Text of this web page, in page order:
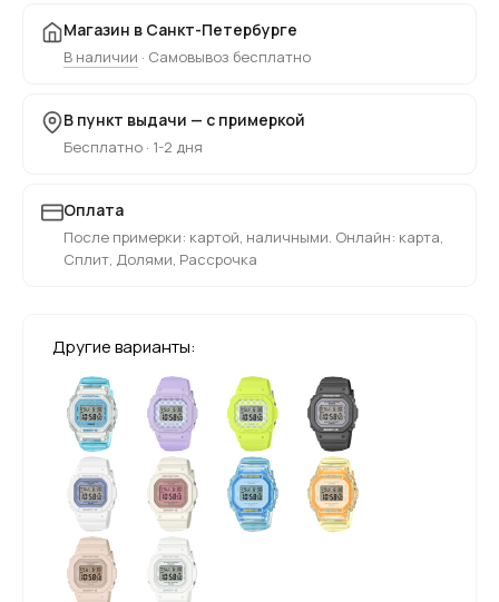
Магазин в Санкт-Петербурге
В наличии · Самовывоз бесплатно
В пункт выдачи — с примеркой
Бесплатно · 1-2 дня
Оплата
После примерки: картой, наличными. Онлайн: карта,
Сплит, Долями, Рассрочка
Другие варианты: